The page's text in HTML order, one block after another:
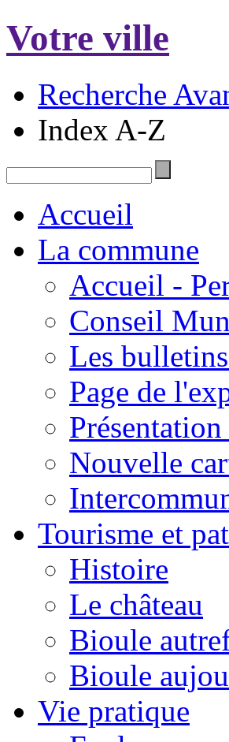
Votre ville
Recherche
Index A-Z
Accueil
La commune
Accueil -
Conseil
Les
Page de
Nouvelle
Tourisme et
Histoire
Le château
Bioule
Bioule
Vie pratique